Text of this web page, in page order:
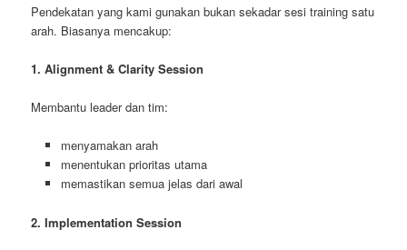
Pendekatan yang kami gunakan bukan sekadar sesi training satu
arah. Biasanya mencakup:
1. Alignment & Clarity Session
Membantu leader dan tim:
menyamakan arah
menentukan prioritas utama
memastikan semua jelas dari awal
2. Implementation Session